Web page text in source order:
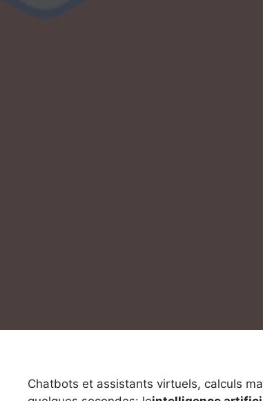
Chatbots et assistants virtuels, calculs